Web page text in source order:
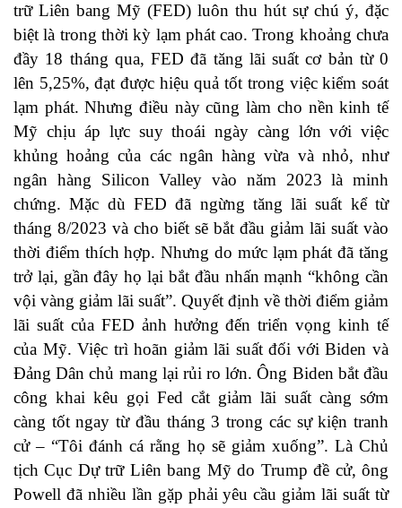
trữ Liên bang Mỹ (FED) luôn thu hút sự chú ý, đặc
biệt là trong thời kỳ lạm phát cao. Trong khoảng chưa
đầy 18 tháng qua, FED đã tăng lãi suất cơ bản từ 0
lên 5,25%, đạt được hiệu quả tốt trong việc kiểm soát
lạm phát. Nhưng điều này cũng làm cho nền kinh tế
Mỹ chịu áp lực suy thoái ngày càng lớn với việc
khủng hoảng của các ngân hàng vừa và nhỏ, như
ngân hàng Silicon Valley vào năm 2023 là minh
chứng. Mặc dù FED đã ngừng tăng lãi suất kể từ
tháng 8/2023 và cho biết sẽ bắt đầu giảm lãi suất vào
thời điểm thích hợp. Nhưng do mức lạm phát đã tăng
trở lại, gần đây họ lại bắt đầu nhấn mạnh “không cần
vội vàng giảm lãi suất”. Quyết định về thời điểm giảm
lãi suất của FED ảnh hưởng đến triển vọng kinh tế
của Mỹ. Việc trì hoãn giảm lãi suất đối với Biden và
Đảng Dân chủ mang lại rủi ro lớn. Ông Biden bắt đầu
công khai kêu gọi Fed cắt giảm lãi suất càng sớm
càng tốt ngay từ đầu tháng 3 trong các sự kiện tranh
cử – “Tôi đánh cá rằng họ sẽ giảm xuống”. Là Chủ
tịch Cục Dự trữ Liên bang Mỹ do Trump đề cử, ông
Powell đã nhiều lần gặp phải yêu cầu giảm lãi suất từ